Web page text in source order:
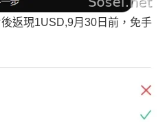
返現1USD,9月30日前，免手